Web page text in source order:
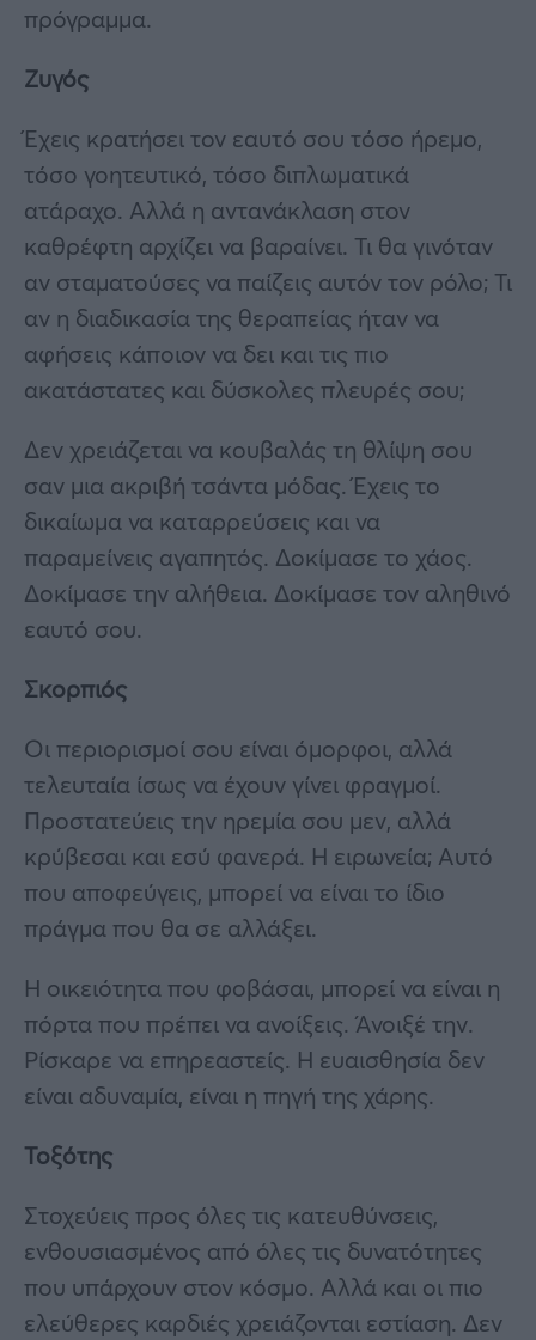
πρόγραμμα.
Ζυγός
Έχεις κρατήσει τον εαυτό σου τόσο ήρεμο,
τόσο γοητευτικό, τόσο διπλωματικά
ατάραχο. Αλλά η αντανάκλαση στον
καθρέφτη αρχίζει να βαραίνει. Τι θα γινόταν
αν σταματούσες να παίζεις αυτόν τον ρόλο; Τι
αν η διαδικασία της θεραπείας ήταν να
αφήσεις κάποιον να δει και τις πιο
ακατάστατες και δύσκολες πλευρές σου;
Δεν χρειάζεται να κουβαλάς τη θλίψη σου
σαν μια ακριβή τσάντα μόδας. Έχεις το
δικαίωμα να καταρρεύσεις και να
παραμείνεις αγαπητός. Δοκίμασε το χάος.
Δοκίμασε την αλήθεια. Δοκίμασε τον αληθινό
εαυτό σου.
Σκορπιός
Οι περιορισμοί σου είναι όμορφοι, αλλά
τελευταία ίσως να έχουν γίνει φραγμοί.
Προστατεύεις την ηρεμία σου μεν, αλλά
κρύβεσαι και εσύ φανερά. Η ειρωνεία; Αυτό
που αποφεύγεις, μπορεί να είναι το ίδιο
πράγμα που θα σε αλλάξει.
Η οικειότητα που φοβάσαι, μπορεί να είναι η
πόρτα που πρέπει να ανοίξεις. Άνοιξέ την.
Ρίσκαρε να επηρεαστείς. Η ευαισθησία δεν
είναι αδυναμία, είναι η πηγή της χάρης.
Τοξότης
Στοχεύεις προς όλες τις κατευθύνσεις,
ενθουσιασμένος από όλες τις δυνατότητες
που υπάρχουν στον κόσμο. Αλλά και οι πιο
ελεύθερες καρδιές χρειάζονται εστίαση. Δεν